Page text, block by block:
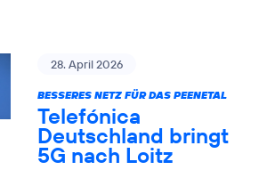
28. April 2026
BESSERES NETZ FÜR DAS PEENETAL
Telefónica
Deutschland bringt
5G nach Loitz